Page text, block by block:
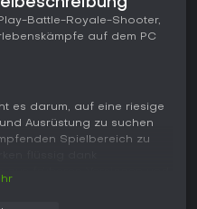
Battle-Royale-Shooter,
auf dem PC
es darum, auf eine riesige
Ausrüstung zu suchen
Spielbereich zu